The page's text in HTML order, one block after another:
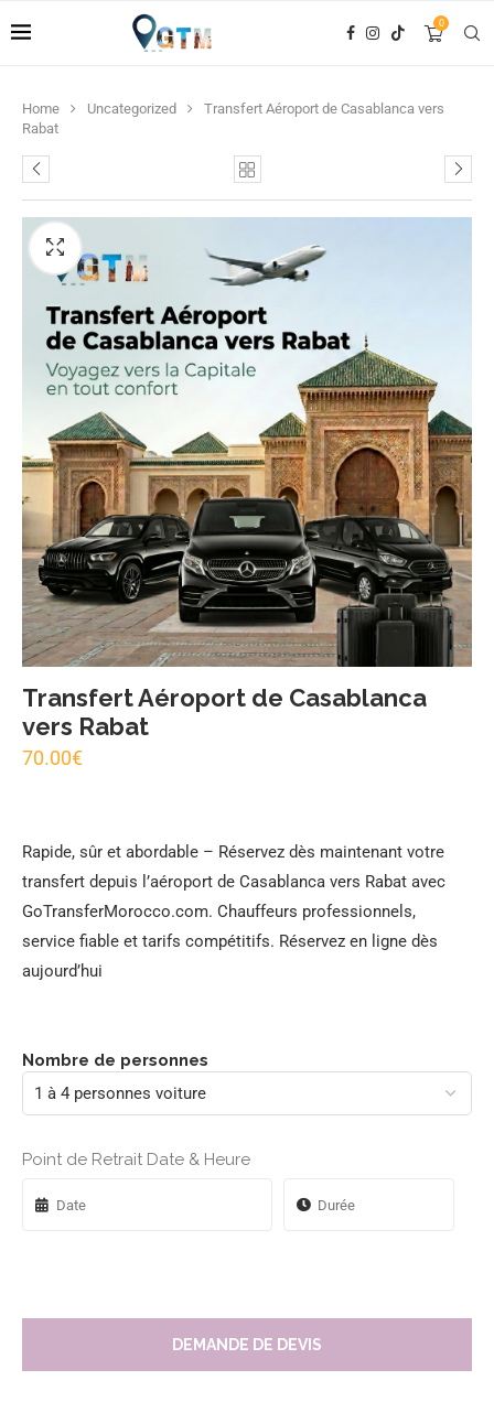
0
Home Uncategorized
Transfert Aéroport de Casablanca vers
Rabat
Transfert Aéroport de Casablanca
vers Rabat
70.00€
Rapide, sûr et abordable – Réservez dès maintenant votre
transfert depuis l’aéroport de Casablanca vers Rabat avec
GoTransferMorocco.com. Chauffeurs professionnels,
service fiable et tarifs compétitifs. Réservez en ligne dès
aujourd’hui
Nombre de personnes
Point de Retrait Date & Heure
DEMANDE DE DEVIS